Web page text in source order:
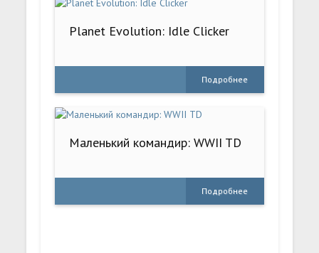
Planet Evolution: Idle Clicker
Подробнее
Маленький командир: WWII TD
Подробнее